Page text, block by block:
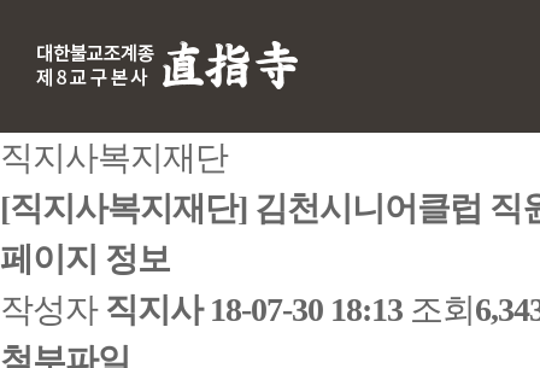
직지사복지재단
[직지사복지재단] 김천시니어클럽 직
페이지 정보
작성자 직지사 18-07-30 18:13 조회
첨부파일